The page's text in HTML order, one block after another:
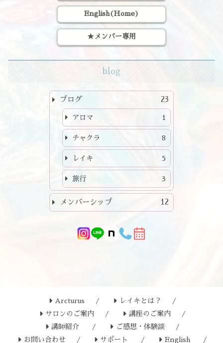
English(Home)
★メンバー専用
blog
ブログ 23
アロマ 1
チャクラ 8
レイキ 5
旅行 3
メンバーシップ 12
Arcturus
レイキとは？
サロンのご案内
講座のご案内
講師紹介
ご感想・体験談
お問い合わせ
サポート English